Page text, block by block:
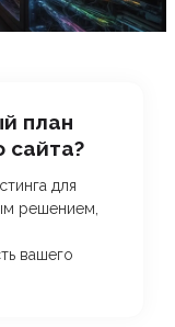
план
сайта?
для
решением,
вашего